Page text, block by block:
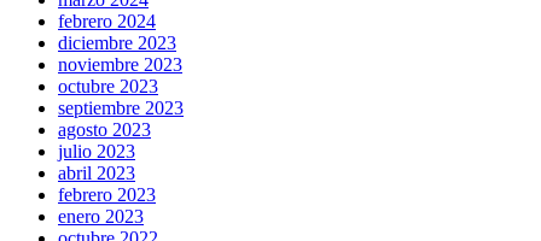
febrero 2024
diciembre 2023
noviembre 2023
octubre 2023
septiembre 2023
agosto 2023
julio 2023
abril 2023
febrero 2023
enero 2023